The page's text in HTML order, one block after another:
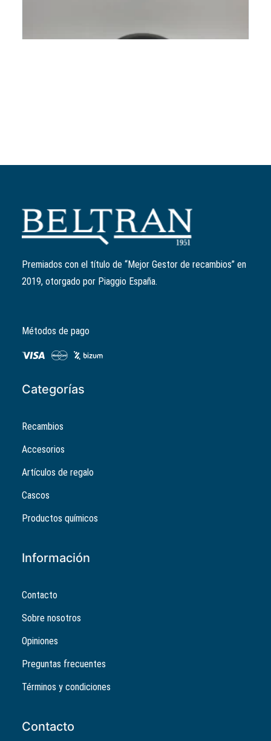
Filtro de aceite (antes 82635R)
1A022356
11,82
original
era:
El
actual
Premiados con el título de “Mejor Gestor de recambios” en
2019, otorgado por Piaggio España.
Métodos de pago
Categorías
Recambios
Accesorios
Artículos de regalo
Cascos
Productos químicos
Información
Contacto
Sobre nosotros
Opiniones
Preguntas frecuentes
Términos y condiciones
Contacto